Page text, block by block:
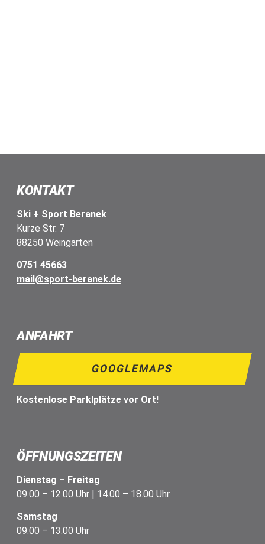
KONTAKT
Ski + Sport Beranek
Kurze Str. 7
88250 Weingarten
0751 45663
mail@sport-beranek.de
ANFAHRT
GOOGLEMAPS
Kostenlose Parklplätze vor Ort!
ÖFFNUNGSZEITEN
Dienstag – Freitag
09.00 – 12.00 Uhr | 14.00 – 18.00 Uhr
Samstag
09.00 – 13.00 Uhr